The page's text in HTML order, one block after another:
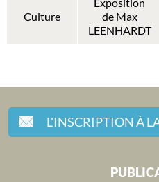
Culture
Exposition
de Max
LEENHARDT
L'INSCRIPTION À